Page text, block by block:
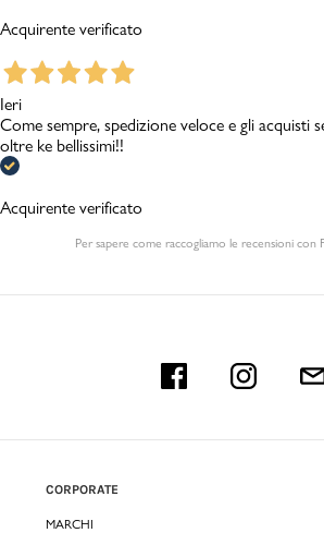
Acquirente verificato
Ieri
Come sempre, spedizione veloce e gli acquisti
oltre ke bellissimi!!
Acquirente verificato
Per sapere come raccogliamo le recensioni con
CORPORATE
MARCHI